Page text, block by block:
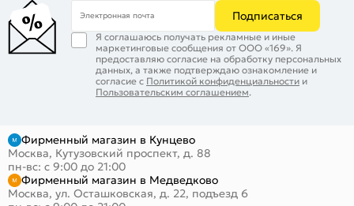
Электронная почта Подписаться
Я соглашаюсь получать рекламные и иные
маркетинговые сообщения от ООО «169». Я
предоставляю согласие на обработку персональных
данных, а также подтверждаю ознакомление и
согласие с Политикой конфиденциальности и
Пользовательским соглашением.
Фирменный магазин в Кунцево
Москва, Кутузовский проспект, д. 88
пн-вс: с 9:00 до 21:00
Фирменный магазин в Медведково
Москва, ул. Осташковская, д. 22, подъезд 6